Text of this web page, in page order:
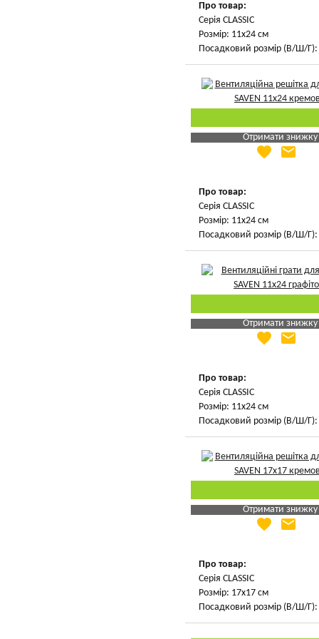
Про товар:
Серія CLASSIC
Розмір: 11х24 см
Посадковий розмір (В/Ш/Г):
Отримати знижку
Яка Ваша ціна
favorite email
Про товар:
Серія CLASSIC
Розмір: 11х24 см
Посадковий розмір (В/Ш/Г):
Отримати знижку
Яка Ваша ціна
favorite email
Про товар:
Серія CLASSIC
Розмір: 11х24 см
Посадковий розмір (В/Ш/Г):
Отримати знижку
Яка Ваша ціна
favorite email
Про товар:
Серія CLASSIC
Розмір: 17х17 см
Посадковий розмір (В/Ш/Г):